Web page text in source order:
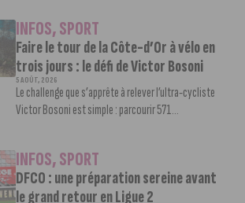
INFOS,SPORT
Faire le tour de la Côte-d’Or à vélo en
trois jours : le défi de Victor Bosoni
5 AOÛT, 2026
Le challenge que s’apprête à relever l’ultra-cycliste
Victor Bosoni est simple : parcourir 571...
INFOS,SPORT
DFCO : une préparation sereine avant
le grand retour en Ligue 2